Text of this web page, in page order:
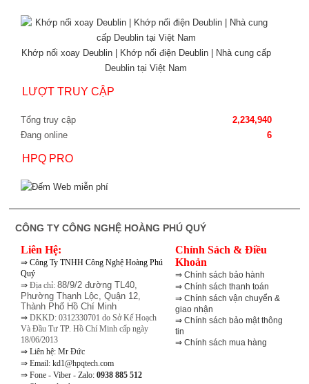
Khớp nối xoay Deublin | Khớp nối điện Deublin | Nhà cung cấp
Deublin tại Việt Nam
LƯỢT TRUY CẬP
Tổng truy cập
2,234,940
Đang online
6
HPQ PRO
CÔNG TY CÔNG NGHỆ HOÀNG PHÚ QUÝ
Liên Hệ:
⇒ Công Ty TNHH Công Nghệ Hoàng Phú
Quý
⇒ Địa chỉ:88/9/2 đường TL40,
Phường Thạnh Lộc, Quận 12,
Thành Phố Hồ Chí Minh
⇒ DKKD: 0312330701 do Sở Kế Hoạch
Và Đầu Tư TP. Hồ Chí Minh cấp ngày
18/06/2013
⇒ Liên hệ: Mr Đức
⇒ Email: kd1@hpqtech.com
⇒ Fone - Viber - Zalo:0938 885 512
Chính Sách & Điều
Khoản
⇒ Chính sách bảo hành
⇒ Chính sách thanh toán
⇒ Chính sách vận chuyển &
giao nhận
⇒ Chính sách bảo mật thông
tin
⇒ Chính sách mua hàng